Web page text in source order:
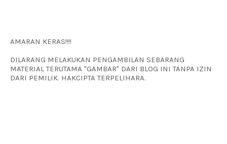
AMARAN KERAS!!!!
DILARANG MELAKUKAN PENGAMBILAN SEBARANG
MATERIAL TERUTAMA "GAMBAR" DARI BLOG INI TANPA IZIN
DARI PEMILIK. HAKCIPTA TERPELIHARA.